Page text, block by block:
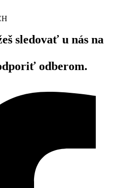
sledovať u nás na
odberom.